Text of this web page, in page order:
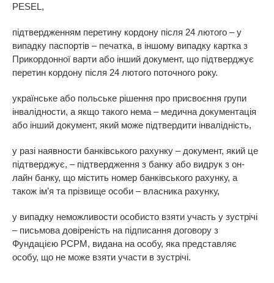
PESEL,
підтвердженням перетину кордону після 24 лютого – у
випадку паспортів – печатка, в іншому випадку картка з
Прикордонної варти або інший документ, що підтверджує
перетин кордону після 24 лютого поточного року.
українське або польське рішення про присвоєння групи
інвалідности, а якщо такого нема – медична документація
або інший документ, який може підтвердити інвалідність,
у разі наявности банківського рахунку – документ, який це
підтверджує, – підтвердження з банку або видрук з он-
лайн банку, що містить номер банківського рахунку, а
також ім’я та прізвище особи – власника рахунку,
у випадку неможливости особисто взяти участь у зустрічі
– письмова довіреність на підписання договору з
Фундацією PCPM, видана на особу, яка представляє
особу, що не може взяти участи в зустрічі.